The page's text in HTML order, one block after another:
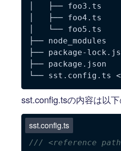
│   ├── foo3.ts
│   ├── foo4.ts
│   └── foo5.ts
├── node_modules
├── package-
├── package.json
sst.config.tsの内容は以下
sst.config.ts
/// <reference